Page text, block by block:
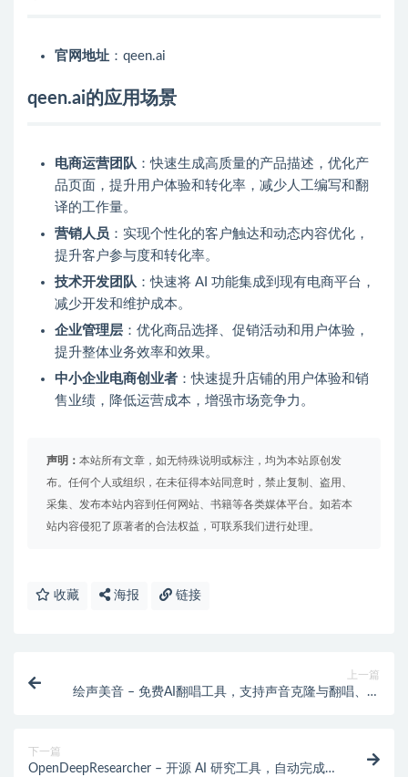
官网地址 ：qeen.ai
qeen.ai的应用场景
电商运营团队 ：快速生成高质量的产品描述，优化产
品页面，提升用户体验和转化率，减少人工编写和翻
译的工作量。
营销人员 ：实现个性化的客户触达和动态内容优化，
提升客户参与度和转化率。
技术开发团队 ：快速将 AI 功能集成到现有电商平台，
减少开发和维护成本。
企业管理层 ：优化商品选择、促销活动和用户体验，
提升整体业务效率和效果。
中小企业电商创业者 ：快速提升店铺的用户体验和销
售业绩，降低运营成本，增强市场竞争力。
声明： 本站所有文章，如无特殊说明或标注，均为本站原创发
布。任何个人或组织，在未征得本站同意时，禁止复制、盗用、
采集、发布本站内容到任何网站、书籍等各类媒体平台。如若本
站内容侵犯了原著者的合法权益，可联系我们进行处理。
收藏 海报 链接
上一篇
绘声美音 – 免费AI翻唱工具，支持声音克隆与翻唱、训
下一篇
OpenDeepResearcher – 开源 AI 研究工具，自动完成搜